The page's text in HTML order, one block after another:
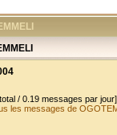
/ 0.19 messages par jour]
les messages de